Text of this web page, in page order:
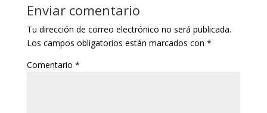
Enviar comentario
Tu dirección de correo electrónico no será publicada.
Los campos obligatorios están marcados con *
Comentario *